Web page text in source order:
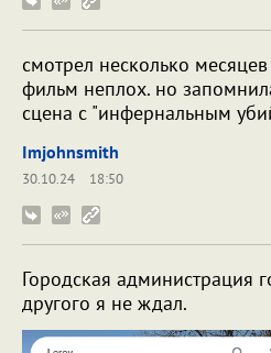
смотрел несколько
фильм неплох. но
сцена с "инфернальным
Imjohnsmith
30.10.24
18:50
Городская администрация
другого я не ждал.